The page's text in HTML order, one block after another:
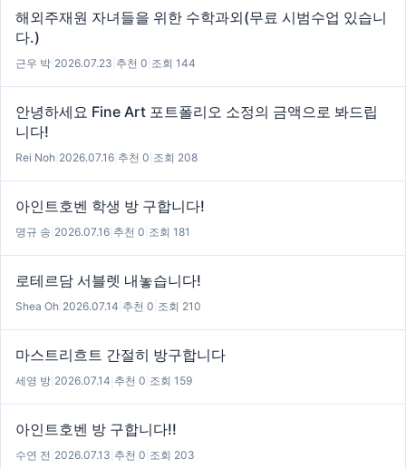
해외주재원 자녀들을 위한 수학과외(무료 시범수업 있습니
다.)
근우 박 2026.07.23 추천 0 조회 144
안녕하세요 Fine Art 포트폴리오 소정의 금액으로 봐드립
니다!
Rei Noh 2026.07.16 추천 0 조회 208
아인트호벤 학생 방 구합니다!
명규 송 2026.07.16 추천 0 조회 181
로테르담 서블렛 내놓습니다!
Shea Oh 2026.07.14 추천 0 조회 210
마스트리흐트 간절히 방구합니다
세영 방 2026.07.14 추천 0 조회 159
아인트호벤 방 구합니다!!
수연 전 2026.07.13 추천 0 조회 203